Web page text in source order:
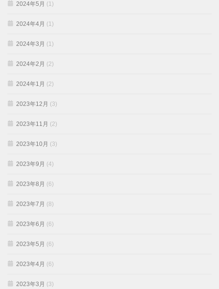
2024年5月 (1)
2024年4月 (1)
2024年3月 (1)
2024年2月 (2)
2024年1月 (2)
2023年12月 (3)
2023年11月 (2)
2023年10月 (3)
2023年9月 (4)
2023年8月 (6)
2023年7月 (8)
2023年6月 (6)
2023年5月 (6)
2023年4月 (6)
2023年3月 (3)